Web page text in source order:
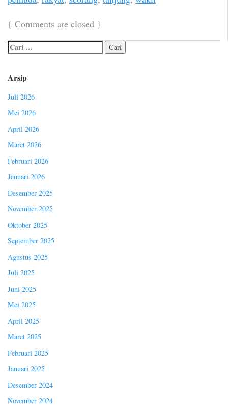
{ Comments are closed }
Arsip
Juli 2026
Mei 2026
April 2026
Maret 2026
Februari 2026
Januari 2026
Desember 2025
November 2025
Oktober 2025
September 2025
Agustus 2025
Juli 2025
Juni 2025
Mei 2025
April 2025
Maret 2025
Februari 2025
Januari 2025
Desember 2024
November 2024